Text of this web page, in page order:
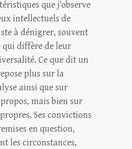
que j’observe
intellectuels de
à dénigrer, souvent
diffère de leur
Ce que dit un
plus sur la
ainsi que sur
mais bien sur
Ses convictions
en question,
les circonstances,